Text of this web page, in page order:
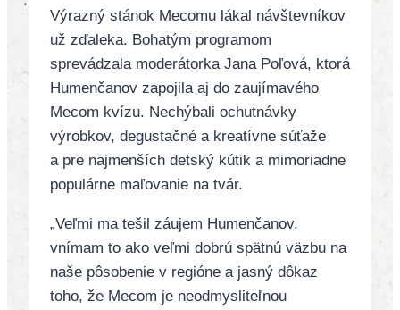
Výrazný stánok Mecomu lákal návštevníkov
už zďaleka. Bohatým programom
sprevádzala moderátorka Jana Poľová, ktorá
Humenčanov zapojila aj do zaujímavého
Mecom kvízu. Nechýbali ochutnávky
výrobkov, degustačné a kreatívne súťaže
a pre najmenších detský kútik a mimoriadne
populárne maľovanie na tvár.
„Veľmi ma tešil záujem Humenčanov,
vnímam to ako veľmi dobrú spätnú väzbu na
naše pôsobenie v regióne a jasný dôkaz
toho, že Mecom je neodmysliteľnou